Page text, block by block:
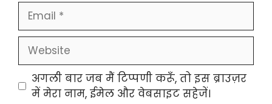
Email
Website
अगली बार जब मैं टिप्पणी करूँ, तो इस ब्राउज़र
में मेरा नाम, ईमेल और वेबसाइट सहेजें।